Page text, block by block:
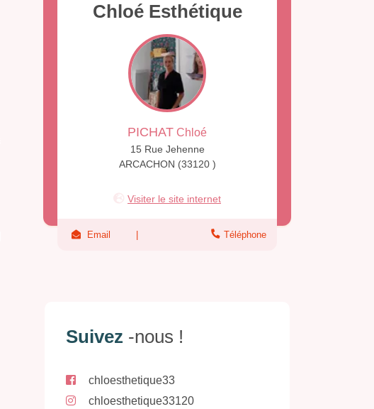
Chloé Esthétique
PICHAT Chloé
15 Rue Jehenne
ARCACHON (33120 )
Visiter le site internet
Email Téléphone
Suivez -nous !
chloesthetique33
chloesthetique33120